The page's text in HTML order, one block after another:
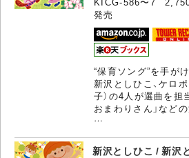
発売
“保育ソング”を手が
新沢としひこ、ケロ
子）の4人が選曲を担
おまわりさん」など
…
新沢としひこ / 新沢